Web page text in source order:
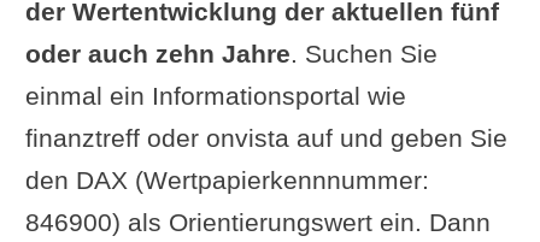
der Wertentwicklung der aktuellen fünf
oder auch zehn Jahre. Suchen Sie
einmal ein Informationsportal wie
finanztreff oder onvista auf und geben Sie
den DAX (Wertpapierkennnummer:
846900) als Orientierungswert ein. Dann